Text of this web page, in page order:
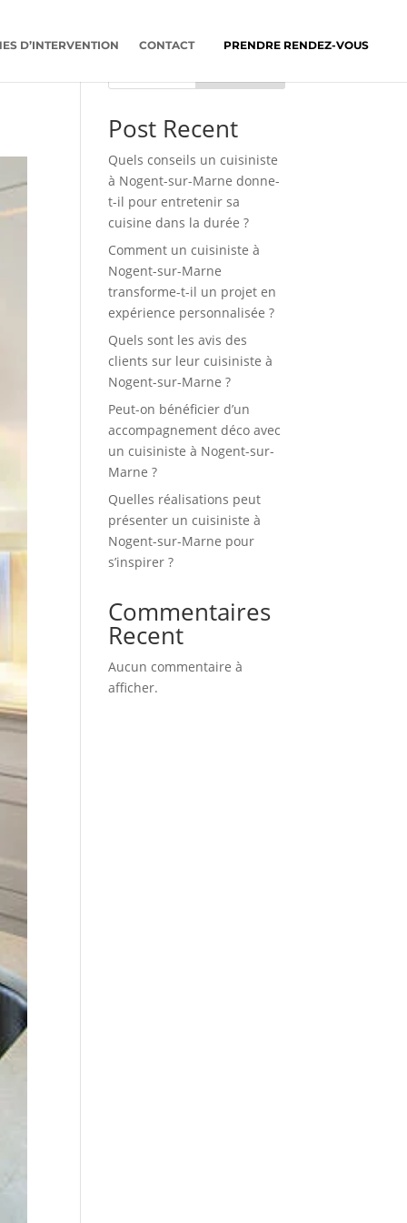
D’INTERVENTION CONTACT PRENDRE RENDEZ-VOUS
Post Recent
Quels conseils un cuisiniste
à Nogent-sur-Marne donne-
t-il pour entretenir sa
cuisine dans la durée ?
Comment un cuisiniste à
Nogent-sur-Marne
transforme-t-il un projet en
expérience personnalisée ?
Quels sont les avis des
clients sur leur cuisiniste à
Nogent-sur-Marne ?
Peut-on bénéficier d’un
accompagnement déco avec
un cuisiniste à Nogent-sur-
Marne ?
Quelles réalisations peut
présenter un cuisiniste à
Nogent-sur-Marne pour
s’inspirer ?
Commentaires
Recent
Aucun commentaire à
afficher.